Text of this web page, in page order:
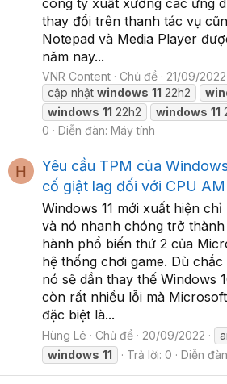
công ty xuất xưởng các ứng
thay đổi trên thanh tác vụ
Notepad và Media Player
năm nay...
VNR Content Chủ đề
21/09/2022
cập nhật windows 11 22h2
windows 11 22h2 windows 11
0
Diễn đàn: Máy tính
H
Yêu cầu TPM của
cố giật lag đối với CPU
Windows 11 mới xuất hiện
và nó nhanh chóng trở
hành phổ biến thứ 2 của
hệ thống chơi game. Dù
nó sẽ dần thay thế Windows
còn rất nhiều lỗi mà
đặc biệt là...
Hùng Lê Chủ đề 20/09/2022
windows 11 Trả lời: 0 Diễn